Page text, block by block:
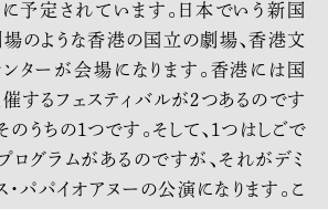
予定されています。日本でいう新国
のような香港の国立の劇場、香港文
ターが会場になります。香港には国
するフェスティバルが2つあるのです
のうちの1つです。そして、1つはしごで
ログラムがあるのですが、それがデミ
・パパイオアヌーの公演になります。こ